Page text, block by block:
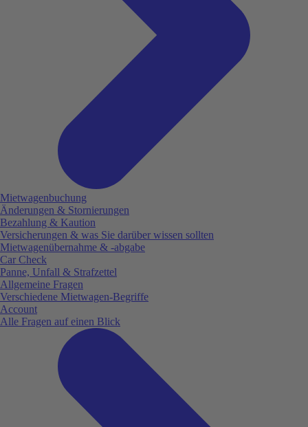
Mietwagenbuchung
Änderungen & Stornierungen
Bezahlung & Kaution
Versicherungen & was Sie darüber wissen sollten
Mietwagenübernahme & -abgabe
Car Check
Panne, Unfall & Strafzettel
Allgemeine Fragen
Verschiedene Mietwagen-Begriffe
Account
Alle Fragen auf einen Blick